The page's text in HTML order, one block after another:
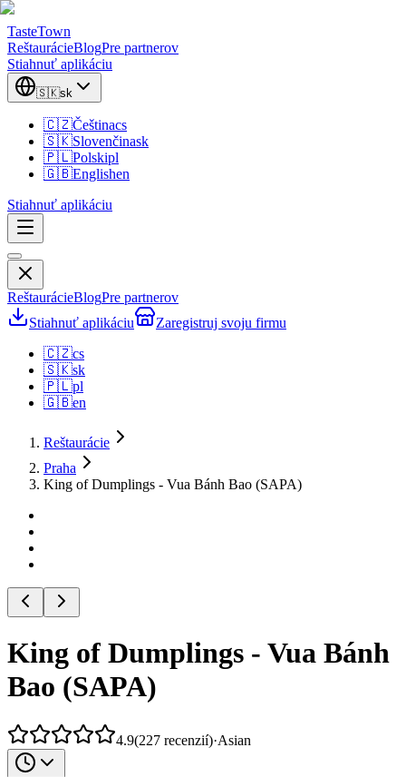
TasteTown
ReštaurácieBlogPre partnerov
Stiahnuť aplikáciu
🇸🇰sk
🇨🇿Češtinacs
🇸🇰Slovenčinask
🇵🇱Polskipl
🇬🇧Englishen
Stiahnuť aplikáciu
ReštaurácieBlogPre partnerov
Stiahnuť aplikáciu
Zaregistruj svoju firmu
🇨🇿cs
🇸🇰sk
🇵🇱pl
🇬🇧en
Reštaurácie
Praha
King of Dumplings - Vua Bánh Bao (SAPA)
King of Dumplings - Vua Bánh
Bao (SAPA)
4.9(227 recenzií)·Asian